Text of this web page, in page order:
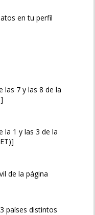
en tu perfil
las 7 y las 8 de la
la 1 y las 3 de la
de la página
países distintos